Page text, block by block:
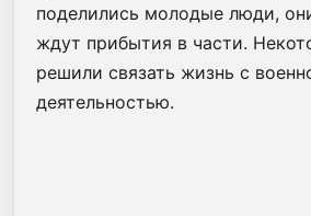
поделились молодые люди,
ждут прибытия в части.
решили связать жизнь с
деятельностью.